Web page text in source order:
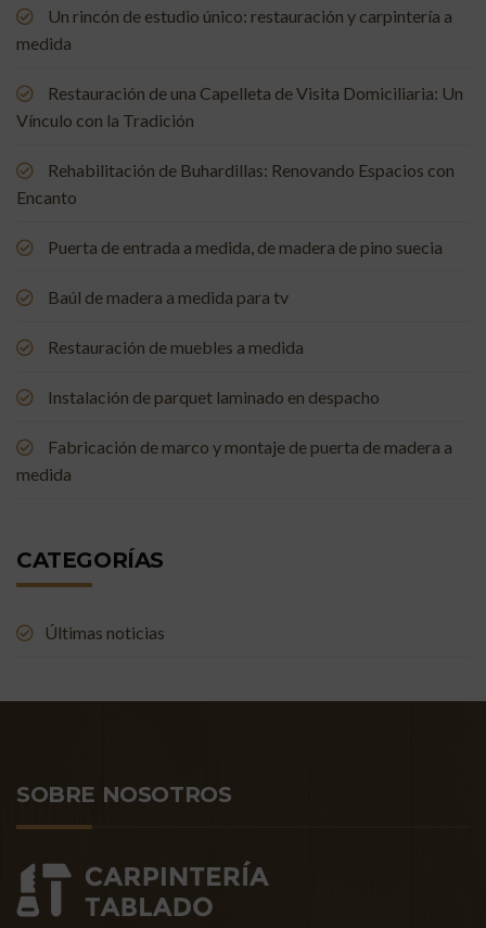
Un rincón de estudio único: restauración y carpintería a
medida
Restauración de una Capelleta de Visita Domiciliaria: Un
Vínculo con la Tradición
Rehabilitación de Buhardillas: Renovando Espacios con
Encanto
Puerta de entrada a medida, de madera de pino suecia
Baúl de madera a medida para tv
Restauración de muebles a medida
Instalación de parquet laminado en despacho
Fabricación de marco y montaje de puerta de madera a
medida
CATEGORÍAS
Últimas noticias
SOBRE NOSOTROS